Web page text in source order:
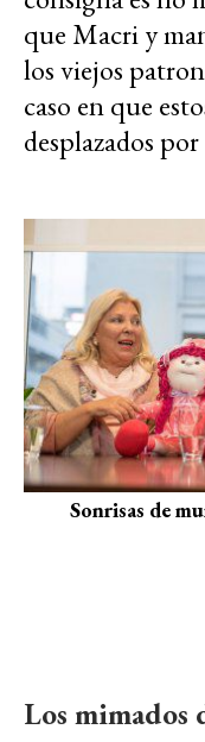
que Macri y
los viejos
caso en que
desplazados
Sonrisas de
Los mimados